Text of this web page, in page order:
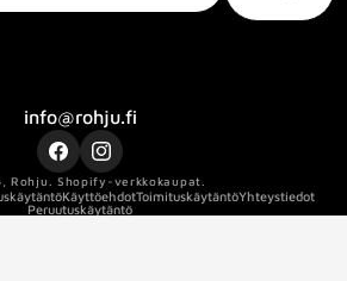
1
info@rohju.fi
FacebookInstagram
Rohju Shopify-verkkokaupat.
KäyttöehdotToimituskäytäntöYhteystiedot
Peruutuskäytäntö